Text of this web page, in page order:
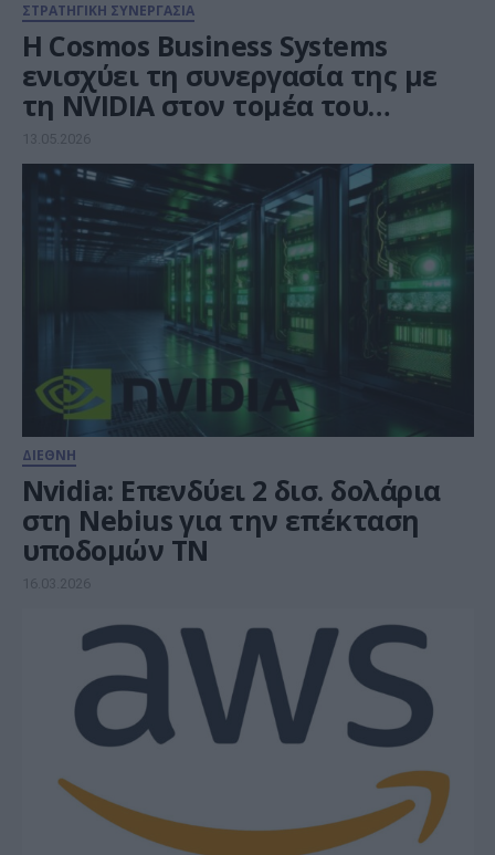
ΣΤΡΑΤΗΓΙΚΗ ΣΥΝΕΡΓΑΣΙΑ
Η Cosmos Business Systems
ενισχύει τη συνεργασία της με
τη NVIDIA στον τομέα του
Visualization και των GPU-
accelerated λύσεων
13.05.2026
ΔΙΕΘΝΗ
Nvidia: Επενδύει 2 δισ. δολάρια
στη Nebius για την επέκταση
υποδομών ΤΝ
16.03.2026